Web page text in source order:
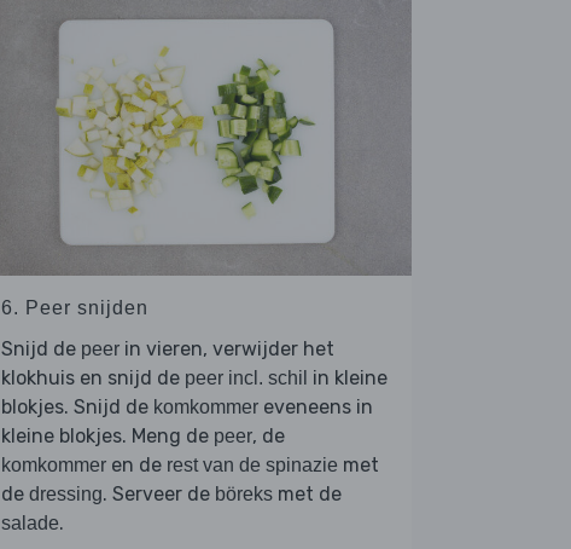
6. Peer snijden
Snijd de peer in vieren, verwijder het
klokhuis en snijd de peer incl. schil in kleine
blokjes. Snijd de komkommer eveneens in
kleine blokjes. Meng de peer, de
komkommer en de rest van de spinazie met
de dressing. Serveer de böreks met de
salade.